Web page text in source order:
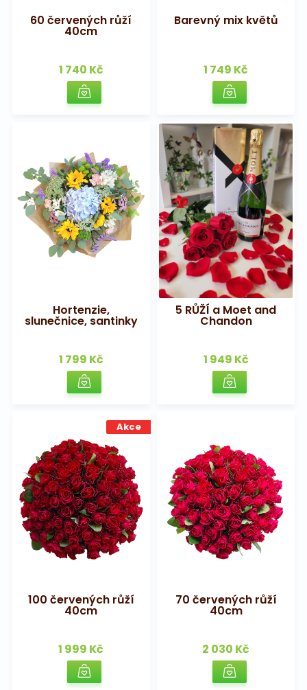
60 červených růží
40cm
1 740 Kč
Barevný mix květů
1 749 Kč
Hortenzie,
slunečnice, santinky
1 799 Kč
5 RŮŽÍ a Moet and
Chandon
1 949 Kč
Akce
100 červených růží
40cm
1 999 Kč
70 červených růží
40cm
2 030 Kč